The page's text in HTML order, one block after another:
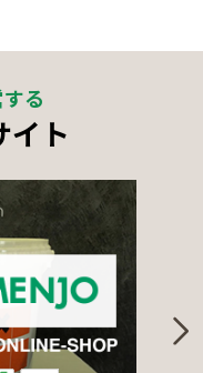
る
イト